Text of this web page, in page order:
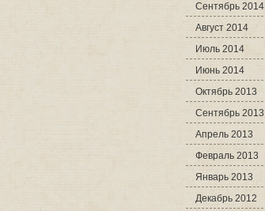
Сентябрь 2014
Август 2014
Июль 2014
Июнь 2014
Октябрь 2013
Сентябрь 2013
Апрель 2013
Февраль 2013
Январь 2013
Декабрь 2012